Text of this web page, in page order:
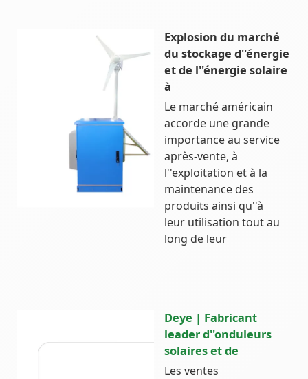
Explosion du marché
du stockage d''énergie
et de l''énergie solaire
à
Le marché américain
accorde une grande
importance au service
après-vente, à
l''exploitation et à la
maintenance des
produits ainsi qu''à
leur utilisation tout au
long de leur
Deye | Fabricant
leader d''onduleurs
solaires et de
Les ventes